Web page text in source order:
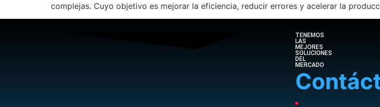
complejas. Cuyo objetivo es mejorar la eficiencia, reducir errores y acelerar la
TENEMOS
LAS
MEJORES
SOLUCIONES
DEL
MERCADO